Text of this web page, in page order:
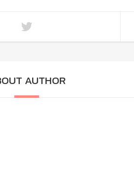
AUTHOR